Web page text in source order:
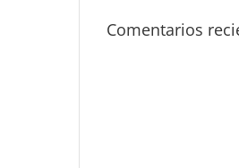
Comentarios